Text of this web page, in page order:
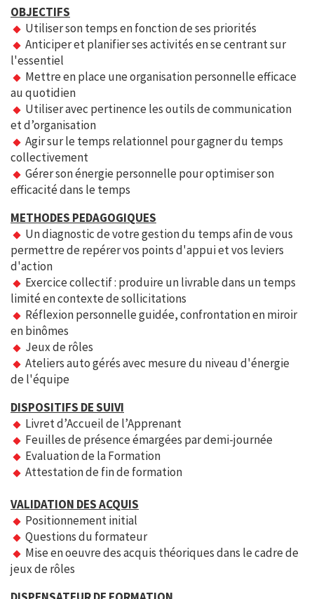
OBJECTIFS
Utiliser son temps en fonction de ses priorités
Anticiper et planifier ses activités en se centrant sur
l'essentiel
Mettre en place une organisation personnelle efficace
au quotidien
Utiliser avec pertinence les outils de communication
et d’organisation
Agir sur le temps relationnel pour gagner du temps
collectivement
Gérer son énergie personnelle pour optimiser son
efficacité dans le temps
METHODES PEDAGOGIQUES
Un diagnostic de votre gestion du temps afin de vous
permettre de repérer vos points d'appui et vos leviers
d'action
Exercice collectif : produire un livrable dans un temps
limité en contexte de sollicitations
Réflexion personnelle guidée, confrontation en miroir
en binômes
Jeux de rôles
Ateliers auto gérés avec mesure du niveau d'énergie
de l'équipe
DISPOSITIFS DE SUIVI
Livret d’Accueil de l’Apprenant
Feuilles de présence émargées par demi-journée
Evaluation de la Formation
Attestation de fin de formation
VALIDATION DES ACQUIS
Positionnement initial
Questions du formateur
Mise en oeuvre des acquis théoriques dans le cadre de
jeux de rôles